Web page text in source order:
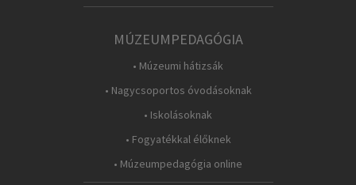
MÚZEUMPEDAGÓGIA
• Múzeumi hátizsák
• Nagycsoportos óvodásoknak
• Iskolásoknak
• Fogyatékkal élőknek
• Múzeumpedagógia online